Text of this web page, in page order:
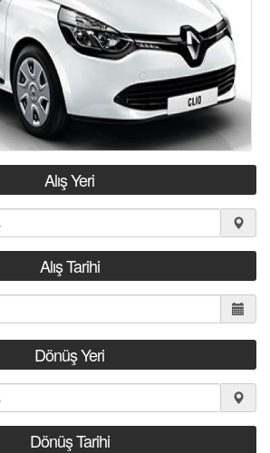
KIRALAMA KOŞULLARI
FILO KIRALAMA
S.S.S.
İLETİŞİM
ÜYE GİRİŞİ / KAYIT
Alış Yeri
Alış Tarihi
Dönüş Yeri
Dönüş Tarihi